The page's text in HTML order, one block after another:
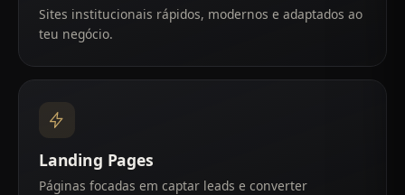
Sites institucionais rápidos, modernos e adaptados ao
teu negócio.
Landing Pages
Páginas focadas em captar leads e converter